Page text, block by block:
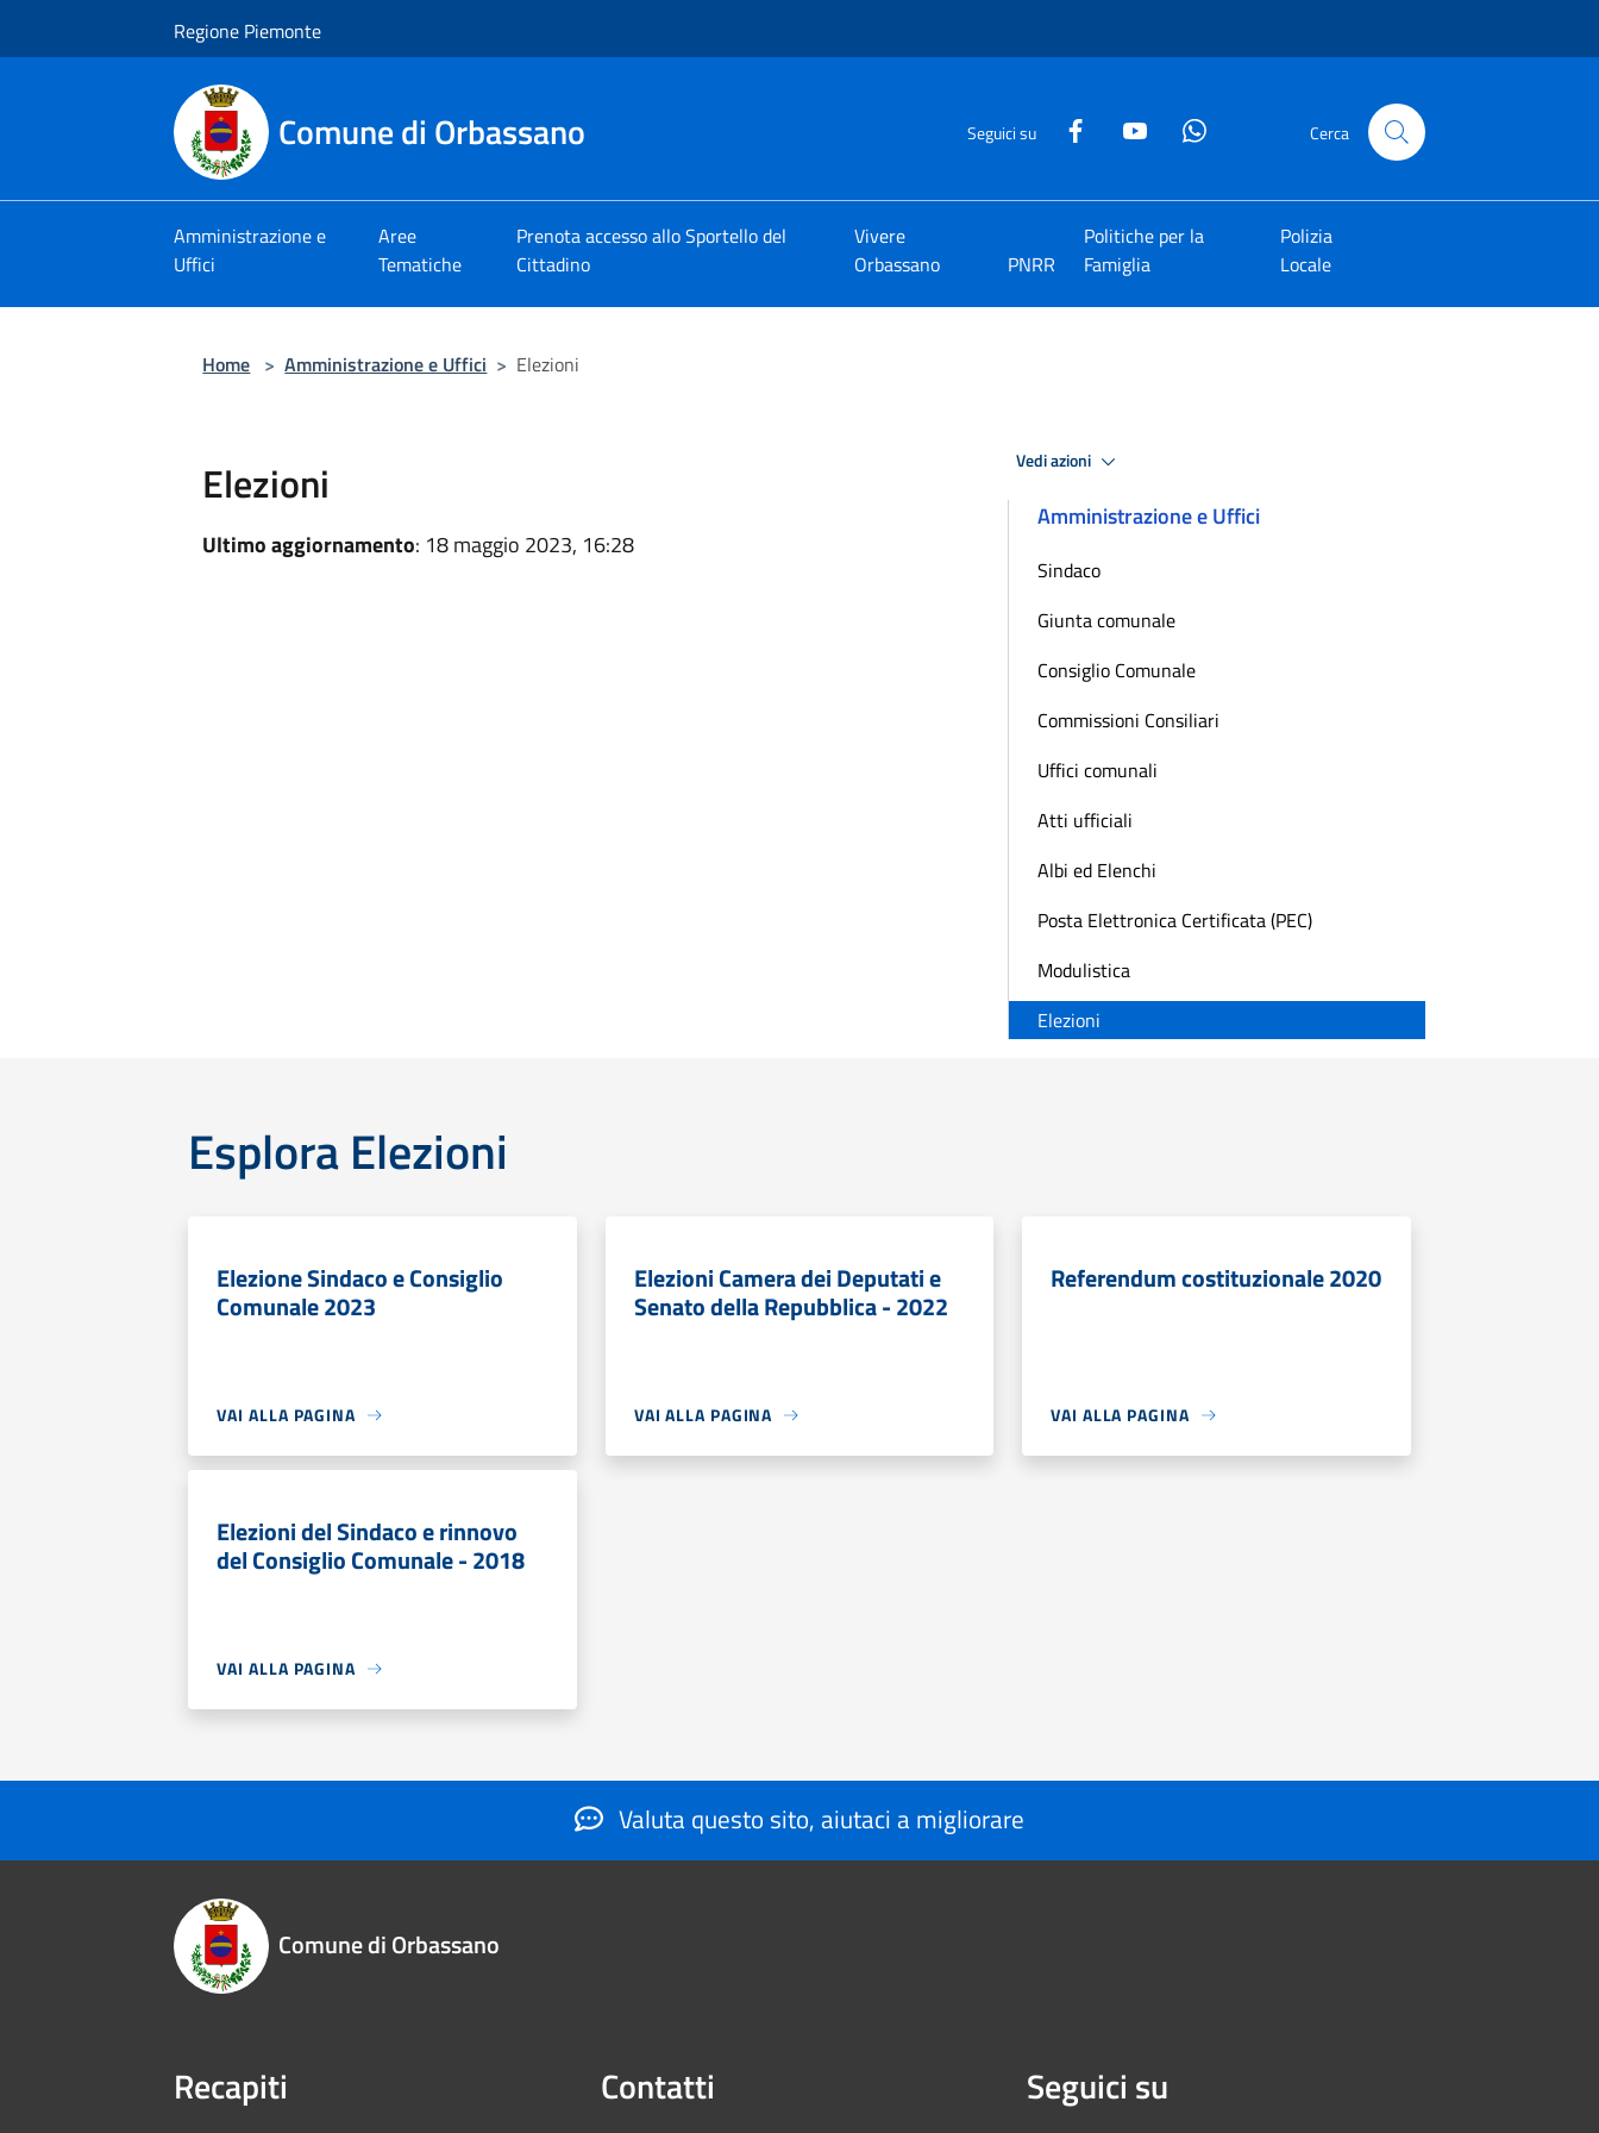
Regione Piemonte
Comune di Orbassano Seguici su Cerca
Amministrazione e
Uffici
Aree
Tematiche
Prenota accesso allo Sportello del
Cittadino
Vivere
Orbassano
PNRR
Politiche per la
Famiglia
Polizia
Locale
Home > Amministrazione e Uffici > Elezioni
Elezioni
Ultimo aggiornamento: 18 maggio 2023, 16:28
Vedi azioni
Amministrazione e Uffici
Sindaco
Giunta comunale
Consiglio Comunale
Commissioni Consiliari
Uffici comunali
Atti ufficiali
Albi ed Elenchi
Posta Elettronica Certificata (PEC)
Modulistica
Elezioni
Esplora Elezioni
Elezione Sindaco e Consiglio
Comunale 2023
VAI ALLA PAGINA
Elezioni Camera dei Deputati e
Senato della Repubblica - 2022
VAI ALLA PAGINA
Referendum costituzionale 2020
VAI ALLA PAGINA
Elezioni del Sindaco e rinnovo
del Consiglio Comunale - 2018
VAI ALLA PAGINA
Valuta questo sito, aiutaci a migliorare
Comune di Orbassano
Recapiti Contatti Seguici su